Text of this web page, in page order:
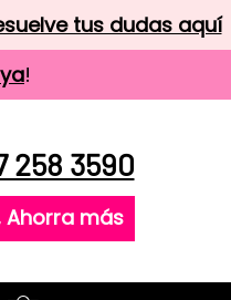
tus dudas aquí
!
258 3590
más